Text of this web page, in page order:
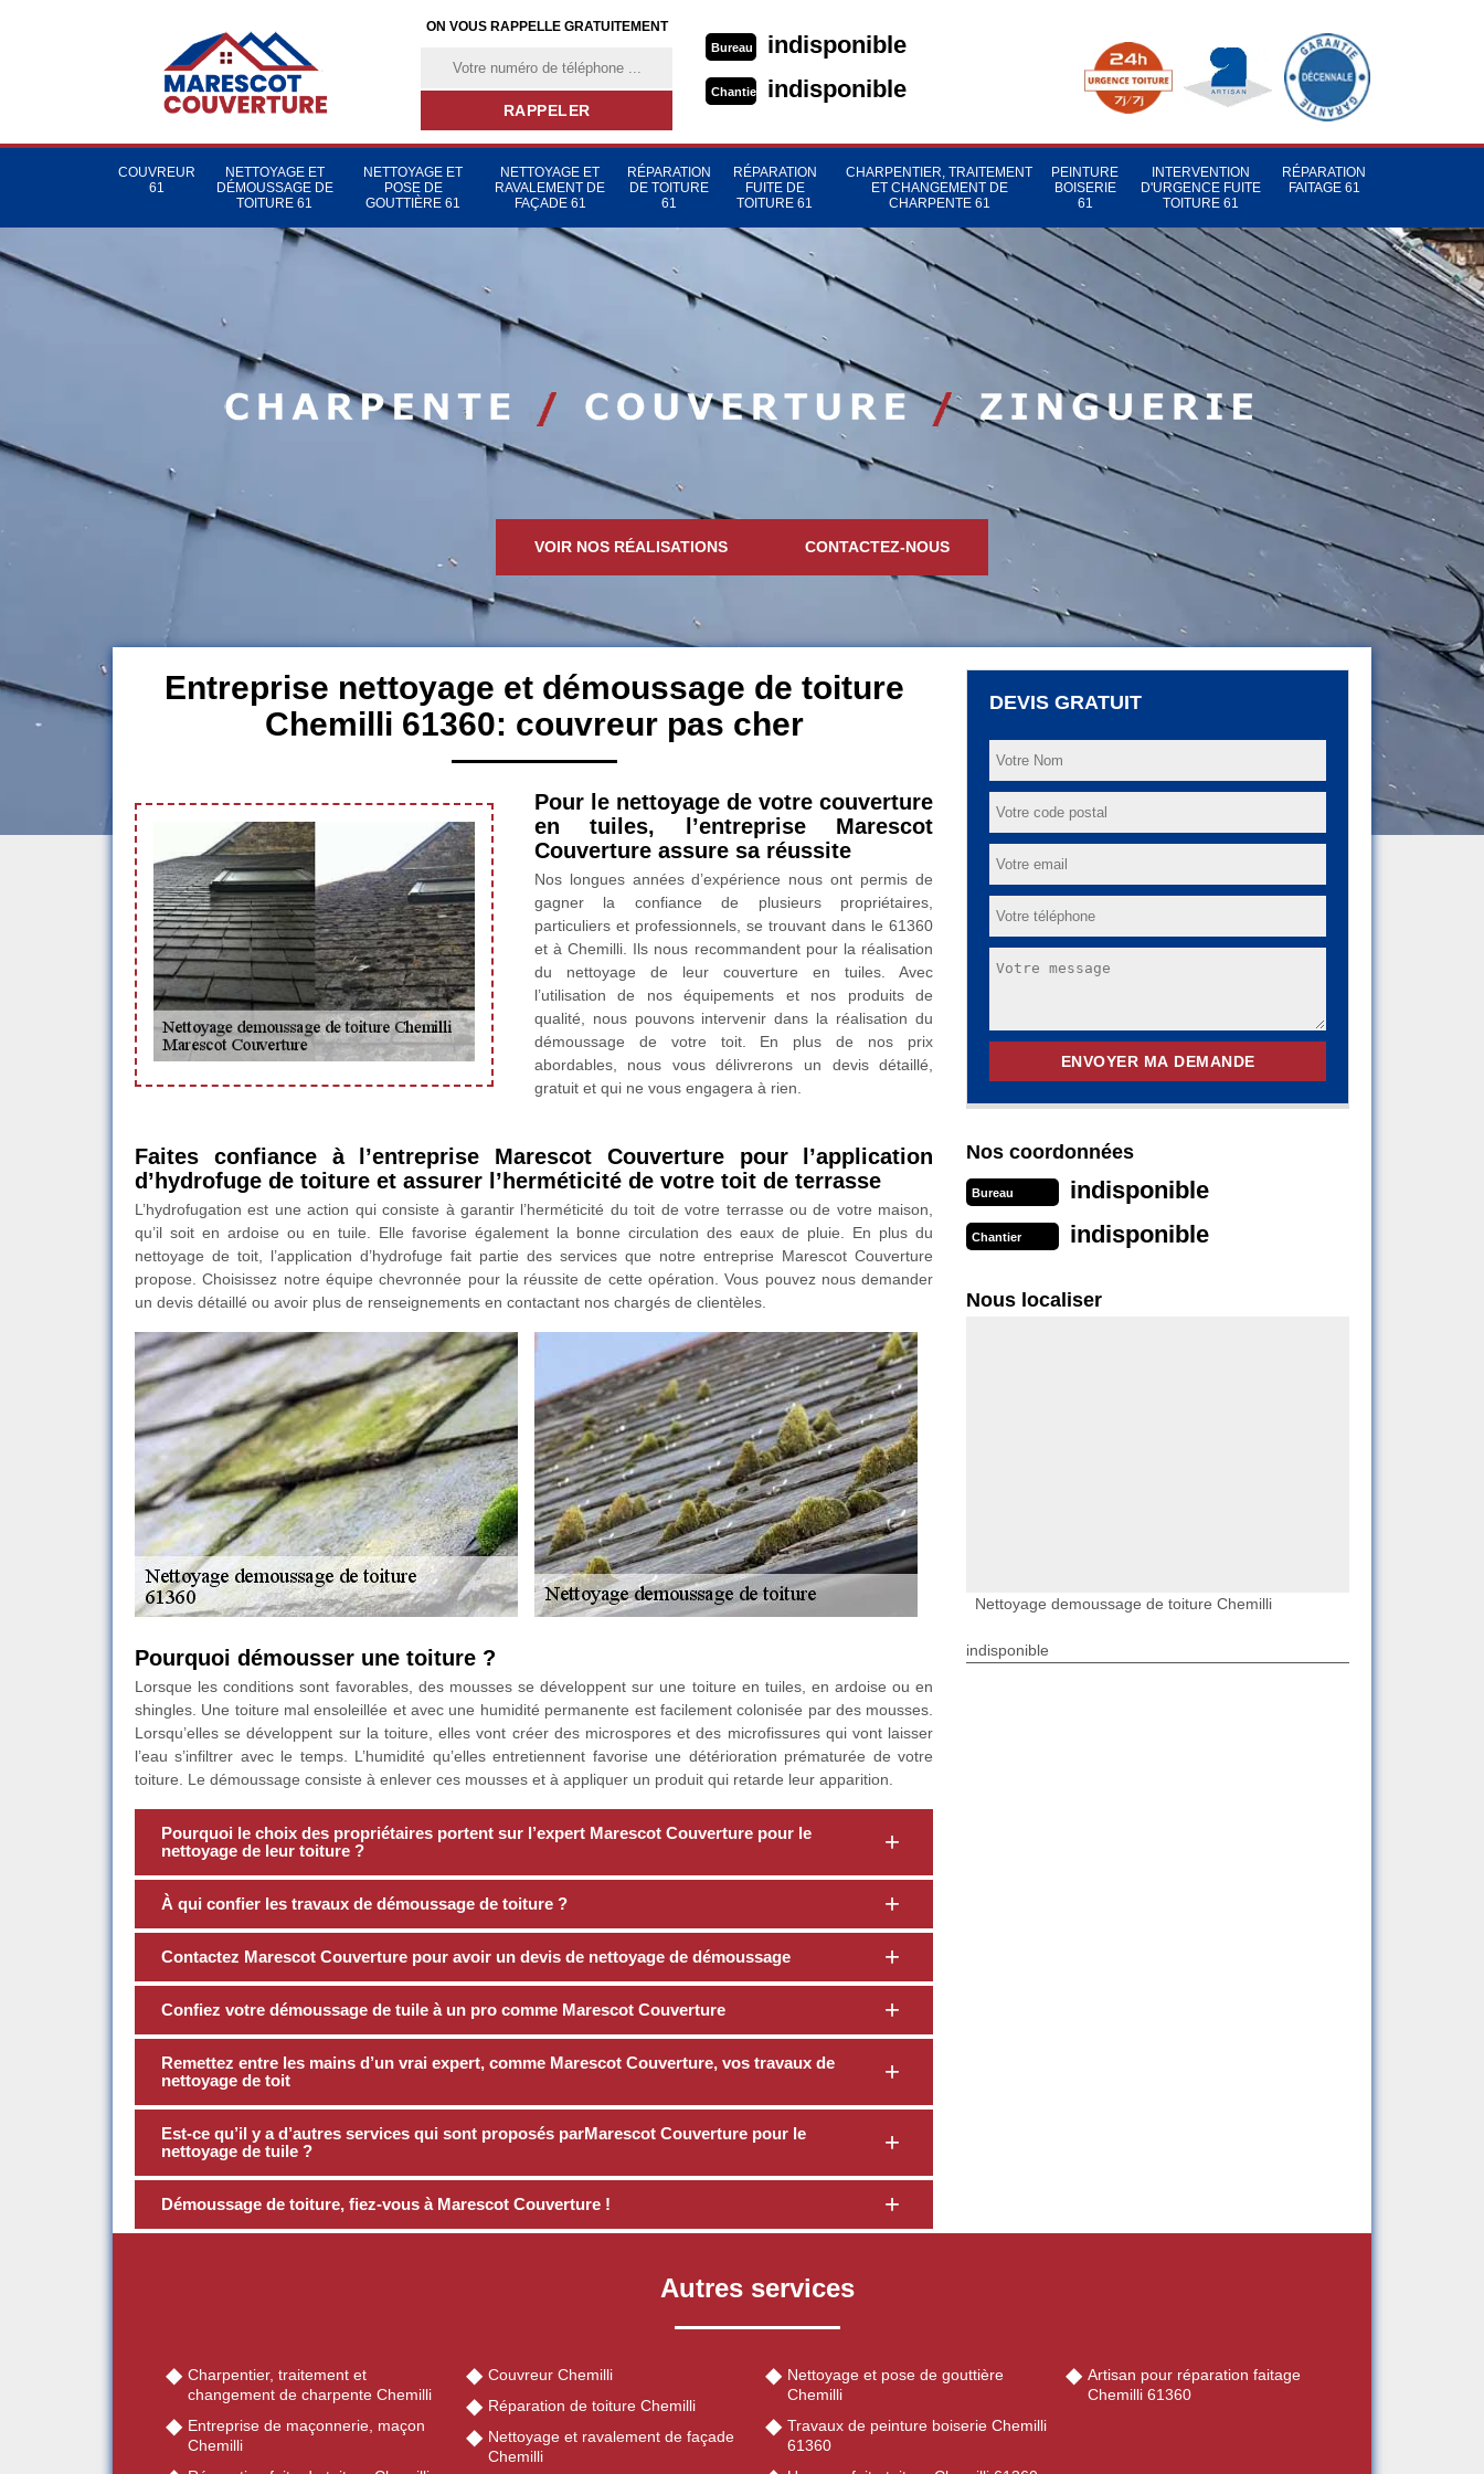
ON VOUS RAPPELLE GRATUITEMENT
Bureau indisponible
Chantier indisponible
COUVREUR
61
NETTOYAGE ET
DÉMOUSSAGE DE
TOITURE 61
NETTOYAGE ET
POSE DE
GOUTTIÈRE 61
NETTOYAGE ET
RAVALEMENT DE
FAÇADE 61
RÉPARATION
DE TOITURE
61
RÉPARATION
FUITE DE
TOITURE 61
CHARPENTIER, TRAITEMENT
ET CHANGEMENT DE
CHARPENTE 61
PEINTURE
BOISERIE
61
INTERVENTION
D'URGENCE FUITE
TOITURE 61
RÉPARATION
FAITAGE 61
VOIR NOS RÉALISATIONS CONTACTEZ-NOUS
Entreprise nettoyage et démoussage de toiture
Chemilli 61360: couvreur pas cher
Pour le nettoyage de votre couverture
en tuiles, l’entreprise Marescot
Couverture assure sa réussite
Nos longues années d’expérience nous ont permis de
gagner la confiance de plusieurs propriétaires,
particuliers et professionnels, se trouvant dans le 61360
et à Chemilli. Ils nous recommandent pour la réalisation
du nettoyage de leur couverture en tuiles. Avec
l’utilisation de nos équipements et nos produits de
qualité, nous pouvons intervenir dans la réalisation du
démoussage de votre toit. En plus de nos prix
abordables, nous vous délivrerons un devis détaillé,
gratuit et qui ne vous engagera à rien.
Faites confiance à l’entreprise Marescot Couverture pour l’application
d’hydrofuge de toiture et assurer l’herméticité de votre toit de terrasse
L’hydrofugation est une action qui consiste à garantir l’herméticité du toit de votre terrasse ou de votre maison,
qu’il soit en ardoise ou en tuile. Elle favorise également la bonne circulation des eaux de pluie. En plus du
nettoyage de toit, l’application d’hydrofuge fait partie des services que notre entreprise Marescot Couverture
propose. Choisissez notre équipe chevronnée pour la réussite de cette opération. Vous pouvez nous demander
un devis détaillé ou avoir plus de renseignements en contactant nos chargés de clientèles.
Pourquoi démousser une toiture ?
Lorsque les conditions sont favorables, des mousses se développent sur une toiture en tuiles, en ardoise ou en
shingles. Une toiture mal ensoleillée et avec une humidité permanente est facilement colonisée par des mousses.
Lorsqu’elles se développent sur la toiture, elles vont créer des microspores et des microfissures qui vont laisser
l’eau s’infiltrer avec le temps. L’humidité qu’elles entretiennent favorise une détérioration prématurée de votre
toiture. Le démoussage consiste à enlever ces mousses et à appliquer un produit qui retarde leur apparition.
Pourquoi le choix des propriétaires portent sur l’expert Marescot Couverture pour le
nettoyage de leur toiture ?
À qui confier les travaux de démoussage de toiture ?
Contactez Marescot Couverture pour avoir un devis de nettoyage de démoussage
Confiez votre démoussage de tuile à un pro comme Marescot Couverture
Remettez entre les mains d’un vrai expert, comme Marescot Couverture, vos travaux de
nettoyage de toit
Est-ce qu’il y a d’autres services qui sont proposés parMarescot Couverture pour le
nettoyage de tuile ?
Démoussage de toiture, fiez-vous à Marescot Couverture !
DEVIS GRATUIT
Nos coordonnées
Bureau indisponible
Chantier indisponible
Nous localiser
Nettoyage demoussage de toiture Chemilli
indisponible
Autres services
Charpentier, traitement et
changement de charpente Chemilli
Entreprise de maçonnerie, maçon
Chemilli
Couvreur Chemilli
Réparation de toiture Chemilli
Nettoyage et ravalement de façade
Chemilli
Nettoyage et pose de gouttière
Chemilli
Travaux de peinture boiserie Chemilli
61360
Artisan pour réparation faitage
Chemilli 61360